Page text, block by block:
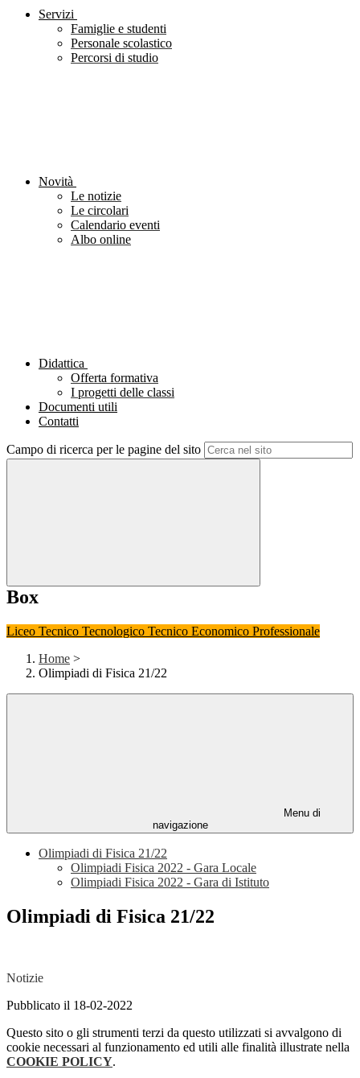
Servizi
Famiglie e studenti
Personale scolastico
Percorsi di studio
Novità
Le notizie
Le circolari
Calendario eventi
Albo online
Didattica
Offerta formativa
I progetti delle classi
Documenti utili
Contatti
Campo di ricerca per le pagine del sito
Box
Liceo Tecnico Tecnologico Tecnico Economico Professionale
Home >
Olimpiadi di Fisica 21/22
Menu di
navigazione
Olimpiadi di Fisica 21/22
Olimpiadi Fisica 2022 - Gara Locale
Olimpiadi Fisica 2022 - Gara di Istituto
Olimpiadi di Fisica 21/22
Notizie
Pubblicato il 18-02-2022
Questo sito o gli strumenti terzi da questo utilizzati si avvalgono di
cookie necessari al funzionamento ed utili alle finalità illustrate nella
COOKIE POLICY.